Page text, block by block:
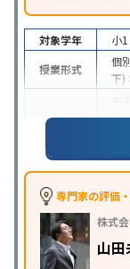
対象学年 小
授業形式
個
下)
中
テ
(
特徴
中
保
ト
講
専門家の評価
株式
山